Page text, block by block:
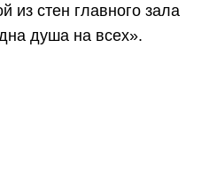
из стен главного зала
душа на всех».